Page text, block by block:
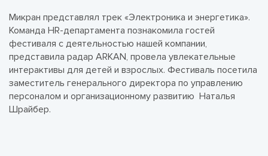
Микран представлял трек «Электроника и энергетика».
Команда HR-департамента познакомила гостей
фестиваля с деятельностью нашей компании,
представила радар ARKAN, провела увлекательные
интерактивы для детей и взрослых. Фестиваль посетила
заместитель генерального директора по управлению
персоналом и организационному развитию Наталья
Шрайбер.